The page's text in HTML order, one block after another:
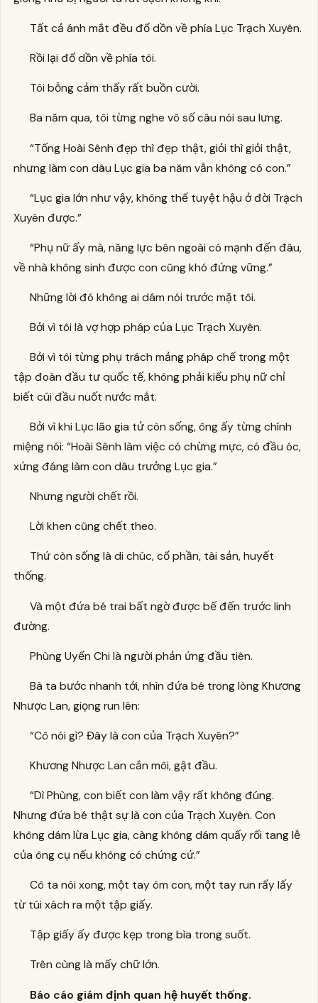
Tất cả ánh mắt đều đổ dồn về phía Lục Trạch Xuyên.
Rồi lại đổ dồn về phía tôi.
Tôi bỗng cảm thấy rất buồn cười.
Ba năm qua, tôi từng nghe vô số câu nói sau lưng.
“Tống Hoài Sênh đẹp thì đẹp thật, giỏi thì giỏi thật,
nhưng làm con dâu Lục gia ba năm vẫn không có con.”
“Lục gia lớn như vậy, không thể tuyệt hậu ở đời Trạch
Xuyên được.”
“Phụ nữ ấy mà, năng lực bên ngoài có mạnh đến đâu,
về nhà không sinh được con cũng khó đứng vững.”
Những lời đó không ai dám nói trước mặt tôi.
Bởi vì tôi là vợ hợp pháp của Lục Trạch Xuyên.
Bởi vì tôi từng phụ trách mảng pháp chế trong một
tập đoàn đầu tư quốc tế, không phải kiểu phụ nữ chỉ
biết cúi đầu nuốt nước mắt.
Bởi vì khi Lục lão gia tử còn sống, ông ấy từng chính
miệng nói: “Hoài Sênh làm việc có chừng mực, có đầu óc,
xứng đáng làm con dâu trưởng Lục gia.”
Nhưng người chết rồi.
Lời khen cũng chết theo.
Thứ còn sống là di chúc, cổ phần, tài sản, huyết
thống.
Và một đứa bé trai bất ngờ được bế đến trước linh
đường.
Phùng Uyển Chi là người phản ứng đầu tiên.
Bà ta bước nhanh tới, nhìn đứa bé trong lòng Khương
Nhược Lan, giọng run lên:
“Cô nói gì? Đây là con của Trạch Xuyên?”
Khương Nhược Lan cắn môi, gật đầu.
“Dì Phùng, con biết con làm vậy rất không đúng.
Nhưng đứa bé thật sự là con của Trạch Xuyên. Con
không dám lừa Lục gia, càng không dám quấy rối tang lễ
của ông cụ nếu không có chứng cứ.”
Cô ta nói xong, một tay ôm con, một tay run rẩy lấy
từ túi xách ra một tập giấy.
Tập giấy ấy được kẹp trong bìa trong suốt.
Trên cùng là mấy chữ lớn.
Báo cáo giám định quan hệ huyết thống.